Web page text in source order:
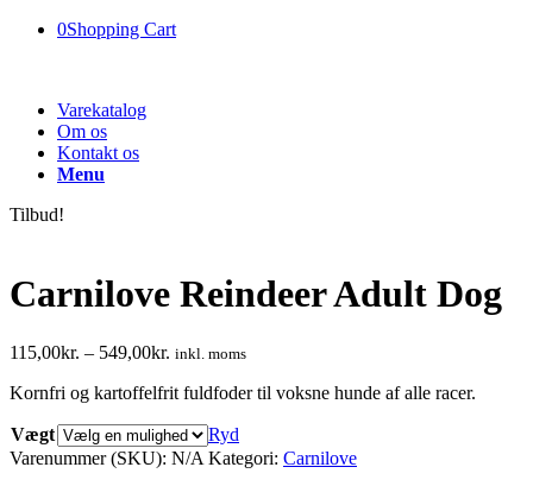
0Shopping Cart
Varekatalog
Om os
Kontakt os
Menu
Tilbud!
Carnilove Reindeer Adult Dog
115,00kr. – 549,00kr. inkl. moms
Kornfri og kartoffelfrit fuldfoder til voksne hunde af alle racer.
Vægt
Ryd
Varenummer (SKU): N/A Kategori: Carnilove